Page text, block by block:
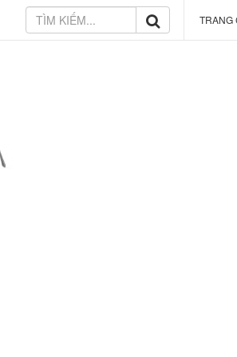
TRANG